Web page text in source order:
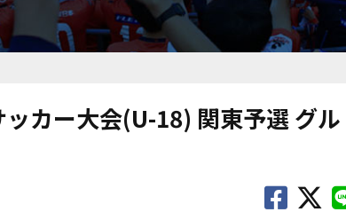
カー大会(U-18) 関東予選 グル